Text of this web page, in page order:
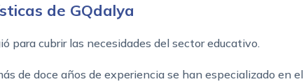
de GQdalya
para cubrir las necesidades del sector educativo.
de doce años de experiencia se han especializado en el